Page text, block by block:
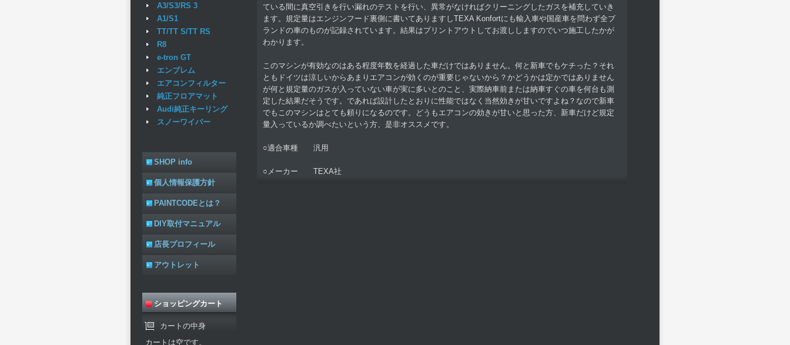
A3/S3/RS 3
A1/S1
TT/TT S/TT RS
R8
e-tron GT
エンブレム
エアコンフィルター
純正フロアマット
Audi純正キーリング
スノーワイパー
SHOP info
個人情報保護方針
PAINTCODEとは？
DIY取付マニュアル
店長プロフィール
アウトレット
ショッピングカート
カートの中身
カートは空です。
ている間に真空引きを行い漏れのテストを行い、異常がなければクリーニングしたガスを補充していき
ます。規定量はエンジンフード裏側に書いてありますしTEXA Konfortにも輸入車や国産車を問わず全ブ
ランドの車のものが記録されています。結果はプリントアウトしてお渡ししますのでいつ施工したかが
わかります。
このマシンが有効なのはある程度年数を経過した車だけではありません。何と新車でもケチった？それ
ともドイツは涼しいからあまりエアコンが効くのが重要じゃないから？かどうかは定かではありません
が何と規定量のガスが入っていない車が実に多いとのこと、実際納車前または納車すぐの車を何台も測
定した結果だそうです。であれば設計したとおりに性能ではなく当然効きが甘いですよね？なので新車
でもこのマシンはとても頼りになるのです。どうもエアコンの効きが甘いと思った方、新車だけど規定
量入っているか調べたいという方、是非オススメです。
○適合車種 汎用
○メーカー TEXA社